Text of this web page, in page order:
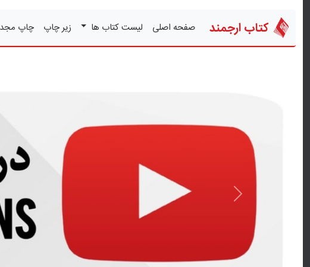
کتاب ارجمند صفحه اصلی لیست کتاب ها زیر چاپ چاپ
قبلی